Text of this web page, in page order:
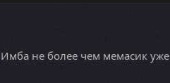
не более чем мемасик уже